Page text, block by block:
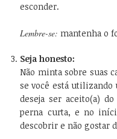
esconder.
Lembre-se:mantenha o
Seja honesto:
Não minta sobre suas
se você está
deseja ser aceito(a)
perna curta, e no
descobrir e não gostar